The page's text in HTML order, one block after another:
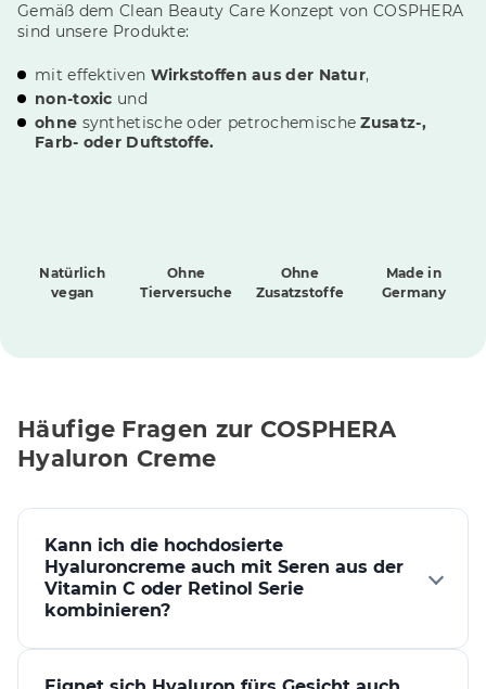
Gemäß dem Clean Beauty Care Konzept von COSPHERA
sind unsere Produkte:
mit effektiven Wirkstoffen aus der Natur,
non-toxic und
ohne synthetische oder petrochemischeZusatz-,
Farb- oder Duftstoffe.
Natürlich
vegan
Ohne
Tierversuche
Ohne
Zusatzstoffe
Made in
Germany
Häufige Fragen zur COSPHERA
Hyaluron Creme
Kann ich die hochdosierte
Hyaluroncreme auch mit Seren aus der
Vitamin C oder Retinol Serie
kombinieren?
kombinieren. Die sanften und hochverträglichen